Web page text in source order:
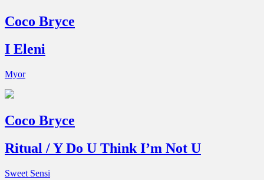
Coco Bryce
I Eleni
Myor
Coco Bryce
Ritual / Y Do U Think I’m Not U
Sweet Sensi